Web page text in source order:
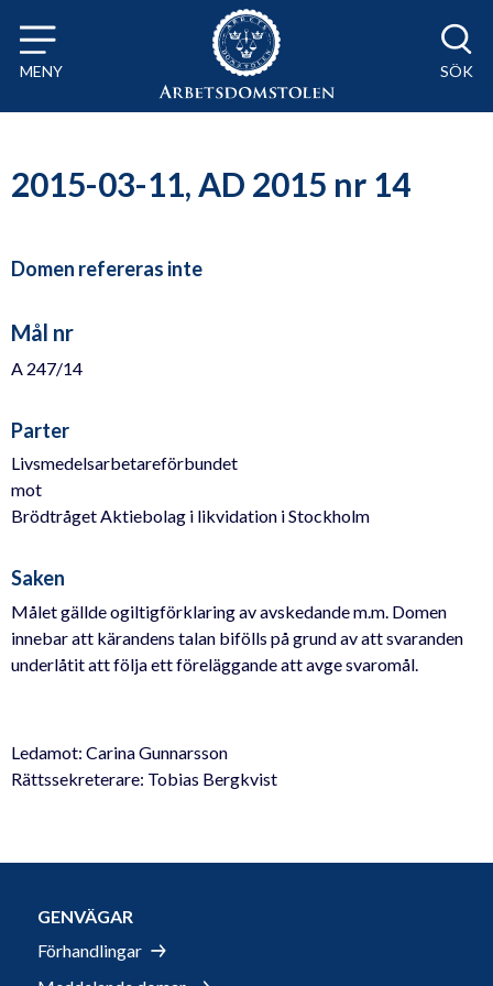
Till innehåll på sidan x
MENY SÖK
2015-03-11, AD 2015 nr 14
Domen refereras inte
Mål nr
A 247/14
Parter
Livsmedelsarbetareförbundet
mot
Brödtråget Aktiebolag i likvidation i Stockholm
Saken
Målet gällde ogiltigförklaring av avskedande m.m. Domen
innebar att kärandens talan bifölls på grund av att svaranden
underlåtit att följa ett föreläggande att avge svaromål.
Ledamot: Carina Gunnarsson
Rättssekreterare: Tobias Bergkvist
GENVÄGAR
Förhandlingar